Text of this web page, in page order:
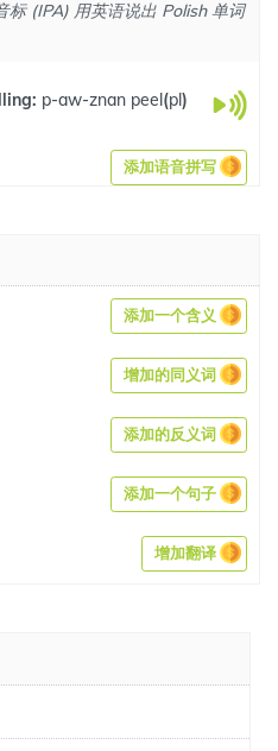
标 (IPA) 用英语说出 Polish 单词
p-aw-znan peel(pl)
添加语音拼写
添加一个含义
增加的同义词
添加的反义词
添加一个句子
增加翻译